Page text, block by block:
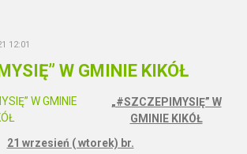
12:01
W GMINIE KIKÓŁ
„#SZCZEPIMYSIĘ” W
GMINIE KIKÓŁ
21 wrzesień ( wtorek) br.